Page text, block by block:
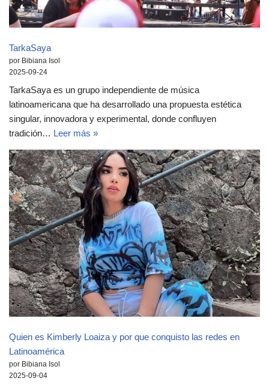
TarkaSaya
por Bibiana Isol
2025-09-24
TarkaSaya es un grupo independiente de música
latinoamericana que ha desarrollado una propuesta estética
singular, innovadora y experimental, donde confluyen
tradición… Leer más »
Quien es Kimberly Loaiza y por que conquisto las redes en
Latinoamérica
por Bibiana Isol
2025-09-04